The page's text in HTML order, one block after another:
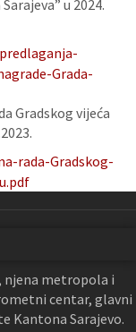
u 2024.
Grada-
Gradskog vijeća
rada-Gradskog-
njena metropola i
centar, glavni
Kantona Sarajevo.